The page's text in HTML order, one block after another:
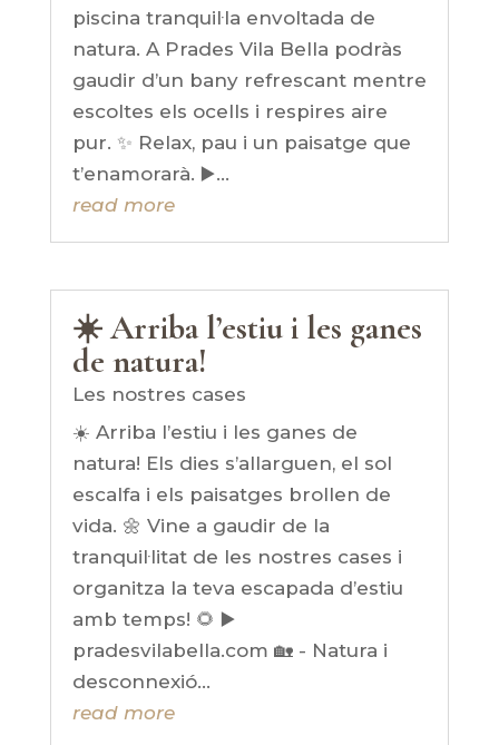
piscina tranquil·la envoltada de
natura. A Prades Vila Bella podràs
gaudir d’un bany refrescant mentre
escoltes els ocells i respires aire
pur. ✨ Relax, pau i un paisatge que
t’enamorarà. ▶️...
read more
☀️ Arriba l’estiu i les ganes
de natura!
Les nostres cases
☀️ Arriba l’estiu i les ganes de
natura! Els dies s’allarguen, el sol
escalfa i els paisatges brollen de
vida. 🌼 Vine a gaudir de la
tranquil·litat de les nostres cases i
organitza la teva escapada d’estiu
amb temps! 🌻 ▶️
pradesvilabella.com 🏡 - Natura i
desconnexió...
read more